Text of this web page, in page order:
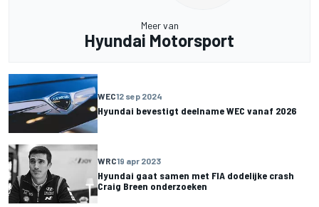
Meer van
Hyundai Motorsport
WEC12 sep 2024
Hyundai bevestigt deelname WEC vanaf 2026
WRC19 apr 2023
Hyundai gaat samen met FIA dodelijke crash
Craig Breen onderzoeken